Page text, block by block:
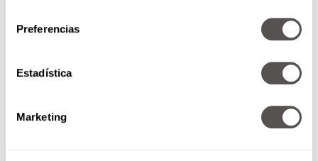
Preferencias
Estadística
Marketing